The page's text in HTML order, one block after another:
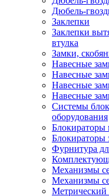
Дюбель-
Заклепки
Заклепки
втулка
Замки,
Навесные
Навесные
Навесные
Навесные
Системы
оборудования
Блокираторы
Блокираторы
Фурнитура
Механизмы
Механизмы